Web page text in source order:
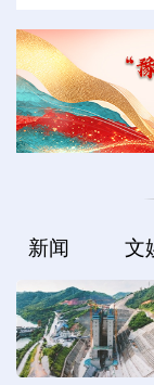
新闻 文